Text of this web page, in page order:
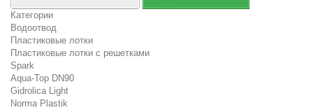
Категории
Водоотвод
Пластиковые лотки
Пластиковые лотки с решетками
Spark
Aqua-Top DN90
Gidrolica Light
Norma Plastik